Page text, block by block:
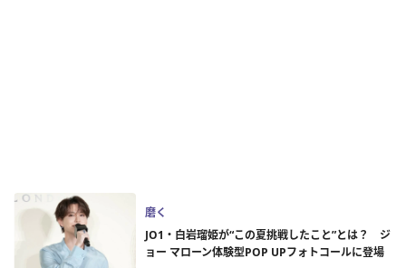
磨く
JO1・白岩瑠姫が“この夏挑戦したこと”とは？ ジ
ョー マローン体験型POP UPフォトコールに登場